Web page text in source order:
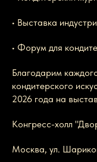
• Выставка
• Форум для
Благодарим
кондитерского
2026 года на
Конгресс-холл
Москва, ул.